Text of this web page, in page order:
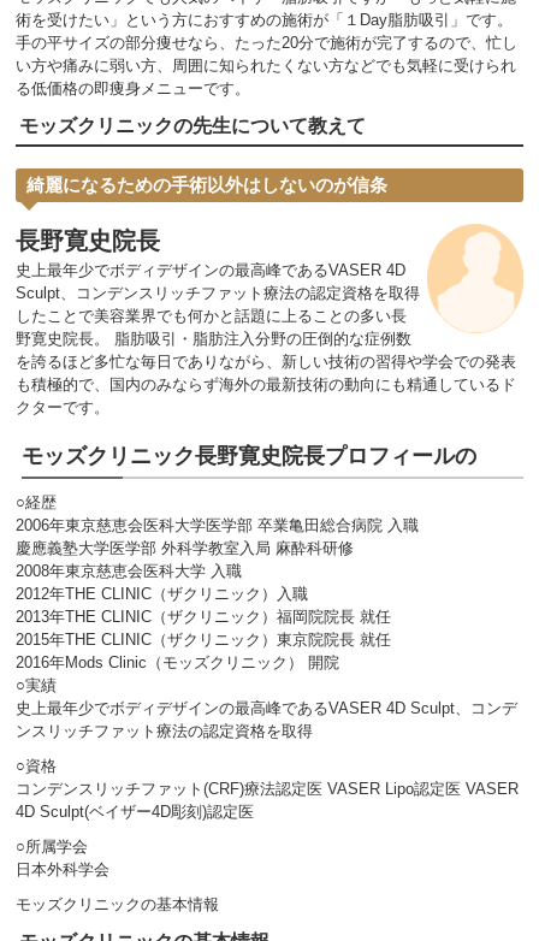
術を受けたい」という方におすすめの施術が「１Day脂肪吸引」です。
手の平サイズの部分痩せなら、たった20分で施術が完了するので、忙し
い方や痛みに弱い方、周囲に知られたくない方などでも気軽に受けられ
る低価格の即痩身メニューです。
モッズクリニックの先生について教えて
綺麗になるための手術以外はしないのが信条
長野寛史院長
史上最年少でボディデザインの最高峰であるVASER 4D
Sculpt、コンデンスリッチファット療法の認定資格を取得
したことで美容業界でも何かと話題に上ることの多い長
野寛史院長。 脂肪吸引・脂肪注入分野の圧倒的な症例数
を誇るほど多忙な毎日でありながら、新しい技術の習得や学会での発表
も積極的で、国内のみならず海外の最新技術の動向にも精通しているド
クターです。
モッズクリニック長野寛史院長プロフィールの
○経歴
2006年東京慈恵会医科大学医学部 卒業亀田総合病院 入職
慶應義塾大学医学部 外科学教室入局 麻酔科研修
2008年東京慈恵会医科大学 入職
2012年THE CLINIC（ザクリニック）入職
2013年THE CLINIC（ザクリニック）福岡院院長 就任
2015年THE CLINIC（ザクリニック）東京院院長 就任
2016年Mods Clinic（モッズクリニック） 開院
○実績
史上最年少でボディデザインの最高峰であるVASER 4D Sculpt、コンデ
ンスリッチファット療法の認定資格を取得
○資格
コンデンスリッチファット(CRF)療法認定医 VASER Lipo認定医 VASER
4D Sculpt(ベイザー4D彫刻)認定医
○所属学会
日本外科学会
モッズクリニックの基本情報